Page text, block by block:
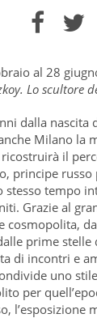
al 28
Lo scultore
dalla nascita
Milano la
ricostruirà il
principe russo
stesso tempo
Grazie al
cosmopolita,
prime stelle
di incontri e
uno
per
l’esposizione